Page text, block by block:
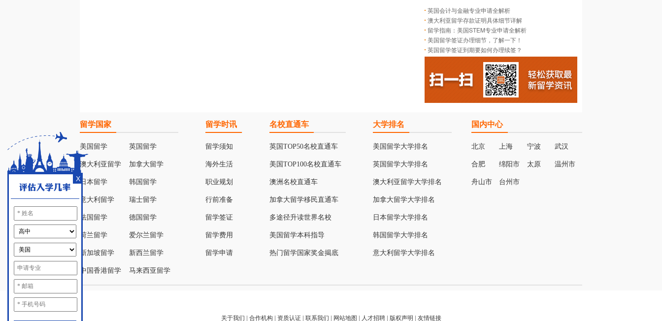
英国会计与金融专业申请全解析
澳大利亚留学存款证明具体细节详解
留学指南：美国STEM专业申请全解析
美国留学签证办理细节，了解一下！
英国留学签证到期要如何办理续签？
X
留学国家
美国留学 英国留学
澳大利亚留学 加拿大留学
日本留学 韩国留学
意大利留学 瑞士留学
法国留学 德国留学
荷兰留学 爱尔兰留学
新加坡留学 新西兰留学
中国香港留学 马来西亚留学
留学时讯
留学须知
海外生活
职业规划
行前准备
留学签证
留学费用
留学申请
名校直通车
英国TOP50名校直通车
美国TOP100名校直通车
澳洲名校直通车
加拿大留学移民直通车
多途径升读世界名校
美国留学本科指导
热门留学国家奖金揭底
大学排名
美国留学大学排名
英国留学大学排名
澳大利亚留学大学排名
加拿大留学大学排名
日本留学大学排名
韩国留学大学排名
意大利留学大学排名
国内中心
北京 上海 宁波 武汉
合肥 绵阳市 太原 温州市
舟山市 台州市
关于我们 | 合作机构 | 资质认证| 联系我们 | 网站地图 | 人才招聘| 版权声明 | 友情链接